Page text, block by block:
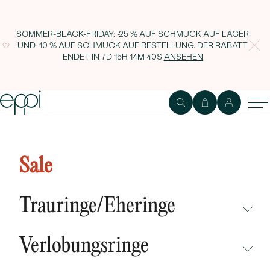
SOMMER-BLACK-FRIDAY: -25 % AUF SCHMUCK AUF LAGER
UND -10 % AUF SCHMUCK AUF BESTELLUNG. DER RABATT
ENDET IN 7D 15H 14M 40S ANSEHEN
Sale
Trauringe/Eheringe
NEUHEITEN
Verlobungsringe
und Diamanten Julien